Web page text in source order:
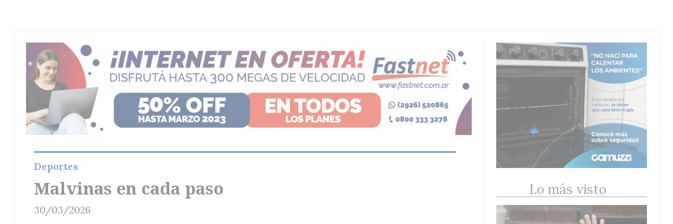
Malvinas en cada paso
Deportes
30/03/2026
Lo más visto